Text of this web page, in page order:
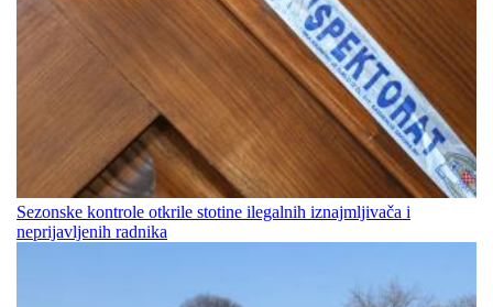
Sezonske kontrole otkrile stotine ilegalnih iznajmljivača i
neprijavljenih radnika